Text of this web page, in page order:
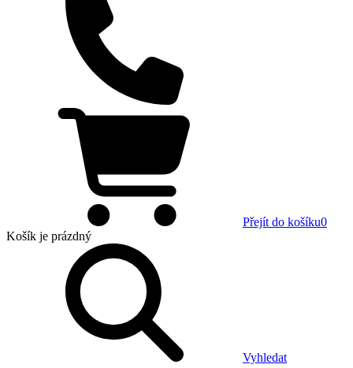
Přejít do košíku0
Košík je prázdný
Vyhledat